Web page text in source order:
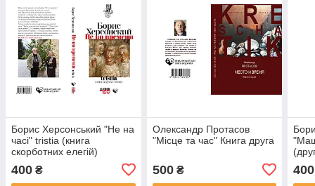
Борис Херсонський "Не на
часі" tristia (книга
скорботних елегій)
400 ₴
Олександр Протасов
"Місце та час" Книга друга
500₴ 400